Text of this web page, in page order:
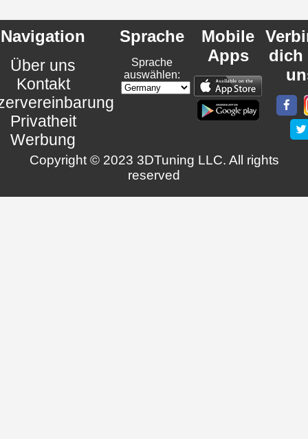
Navigation
Über uns
Kontakt
Privatheit
Werbung
Sprache
Sprache
auswählen:
Mobile
Apps
dich
Copyright © 2023 3DTuning LLC. All rights
reserved